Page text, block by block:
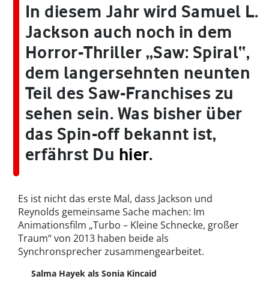
In diesem Jahr wird Samuel L.
Jackson auch noch in dem
Horror-Thriller „Saw: Spiral“,
dem langersehnten neunten
Teil des Saw-Franchises zu
sehen sein. Was bisher über
das Spin-off bekannt ist,
erfährst Du hier.
Es ist nicht das erste Mal, dass Jackson und
Reynolds gemeinsame Sache machen: Im
Animationsfilm „Turbo – Kleine Schnecke, großer
Traum“ von 2013 haben beide als
Synchronsprecher zusammengearbeitet.
Salma Hayek als Sonia Kincaid